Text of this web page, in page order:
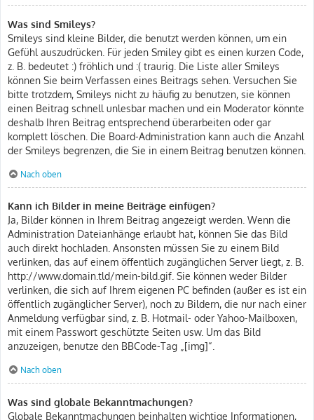
Was sind Smileys?
Smileys sind kleine Bilder, die benutzt werden können, um ein
Gefühl auszudrücken. Für jeden Smiley gibt es einen kurzen Code,
z. B. bedeutet :) fröhlich und :( traurig. Die Liste aller Smileys
können Sie beim Verfassen eines Beitrags sehen. Versuchen Sie
bitte trotzdem, Smileys nicht zu häufig zu benutzen, sie können
einen Beitrag schnell unlesbar machen und ein Moderator könnte
deshalb Ihren Beitrag entsprechend überarbeiten oder gar
komplett löschen. Die Board-Administration kann auch die Anzahl
der Smileys begrenzen, die Sie in einem Beitrag benutzen können.
Nach oben
Kann ich Bilder in meine Beiträge einfügen?
Ja, Bilder können in Ihrem Beitrag angezeigt werden. Wenn die
Administration Dateianhänge erlaubt hat, können Sie das Bild
auch direkt hochladen. Ansonsten müssen Sie zu einem Bild
verlinken, das auf einem öffentlich zugänglichen Server liegt, z. B.
http://www.domain.tld/mein-bild.gif. Sie können weder Bilder
verlinken, die sich auf Ihrem eigenen PC befinden (außer es ist ein
öffentlich zugänglicher Server), noch zu Bildern, die nur nach einer
Anmeldung verfügbar sind, z. B. Hotmail- oder Yahoo-Mailboxen,
mit einem Passwort geschützte Seiten usw. Um das Bild
anzuzeigen, benutze den BBCode-Tag „[img]“.
Nach oben
Was sind globale Bekanntmachungen?
Globale Bekanntmachungen beinhalten wichtige Informationen,